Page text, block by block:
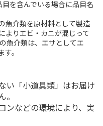
を含んでいる場合に品目名
魚介類を原材料として製造
よりエビ・カニが混じって
魚介類は、エサとしてエ
。
い「小道具類」はお届け
ンなどの環境により、実